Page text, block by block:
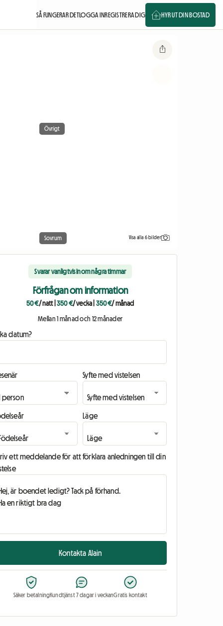
SÅ FUNGERAR DETLOGGA INREGISTRERA DIG HYR UT DIN BOSTAD
Övrigt
Sovrum Visa alla 6 bilder
Svarar vanligtvis inom några timmar
Förfrågan om information
50 €/ natt|350 €/ vecka 350 €/ månad
Mellan 1 månad och 12 månader
datum?
Syfte med vistelsen
Läge
ett meddelande för att förklara anledningen till din
Kontakta Alain
Säker betalningKundtjänst 7 dagar i veckanGratis kontakt